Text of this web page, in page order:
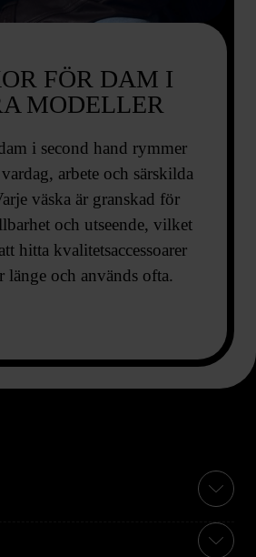
FÖR DAM I
MODELLER
i second hand rymmer
arbete och särskilda
väska är granskad för
och utseende, vilket
hitta kvalitetsaccessoarer
länge och används ofta.